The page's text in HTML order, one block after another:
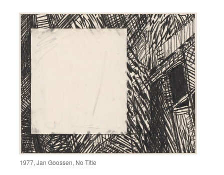
1977, Jan Goossen, No Title